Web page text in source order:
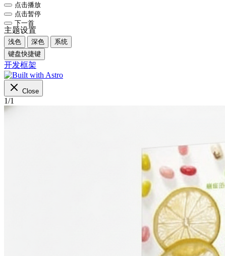
点击播放
点击暂停
下一首
主题设置
浅色 深色
系统
键盘快捷键
开发框架
Close
1/1